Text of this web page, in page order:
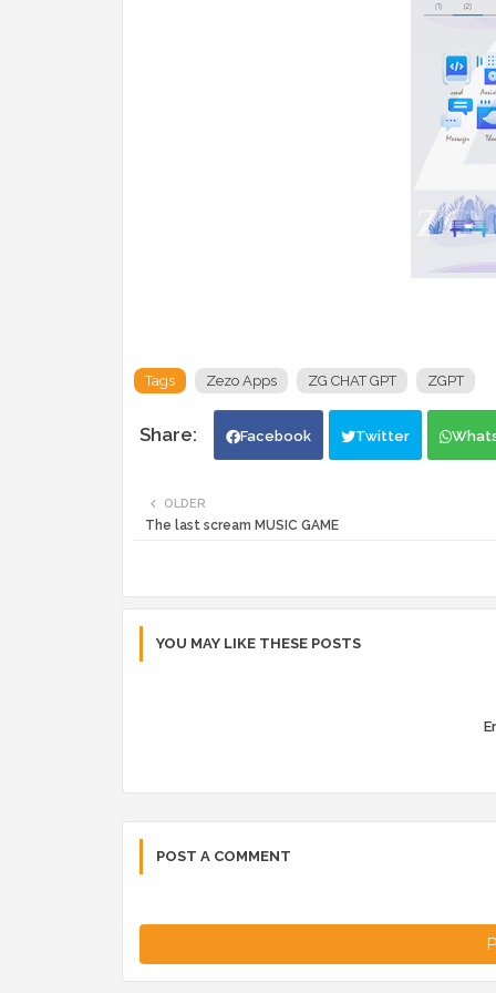
Tags Zezo Apps ZG CHAT GPT ZGPT
Facebook Twitter
OLDER
The last scream MUSIC GAME
YOU MAY LIKE THESE POSTS
POST A COMMENT